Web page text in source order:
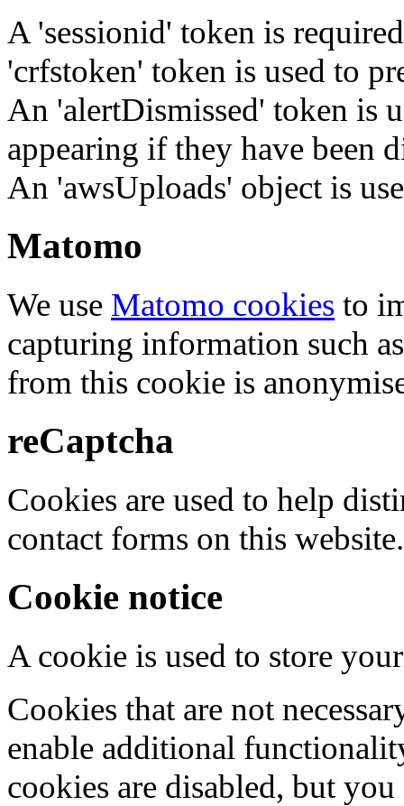
A 'sessionid' token is
'crfstoken' token is used to
An 'alertDismissed' token is
appearing if they have been
An 'awsUploads' object is
Matomo
We use Matomo cookies to
capturing information such
from this cookie is
reCaptcha
Cookies are used to help
contact forms on this website.
Cookie notice
A cookie is used to store
Cookies that are not
enable additional
cookies are disabled, but